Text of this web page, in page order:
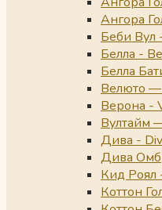
Ангора
Беби Вул
Белла -
Белла
Велюто —
Верона -
Вултайм
Дива -
Дива
Кид Роял
Коттон